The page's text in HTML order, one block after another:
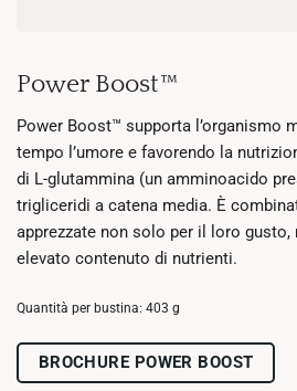
Power Boost™
Power Boost™ supporta l’organismo
tempo l’umore e favorendo la
di L-glutammina (un amminoacido
trigliceridi a catena media. È
apprezzate non solo per il loro gusto,
elevato contenuto di nutrienti.
Quantità per bustina: 403 g
BROCHURE POWER BOOST